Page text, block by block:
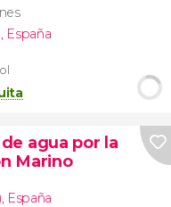
, España
agua por la
Marino
, España